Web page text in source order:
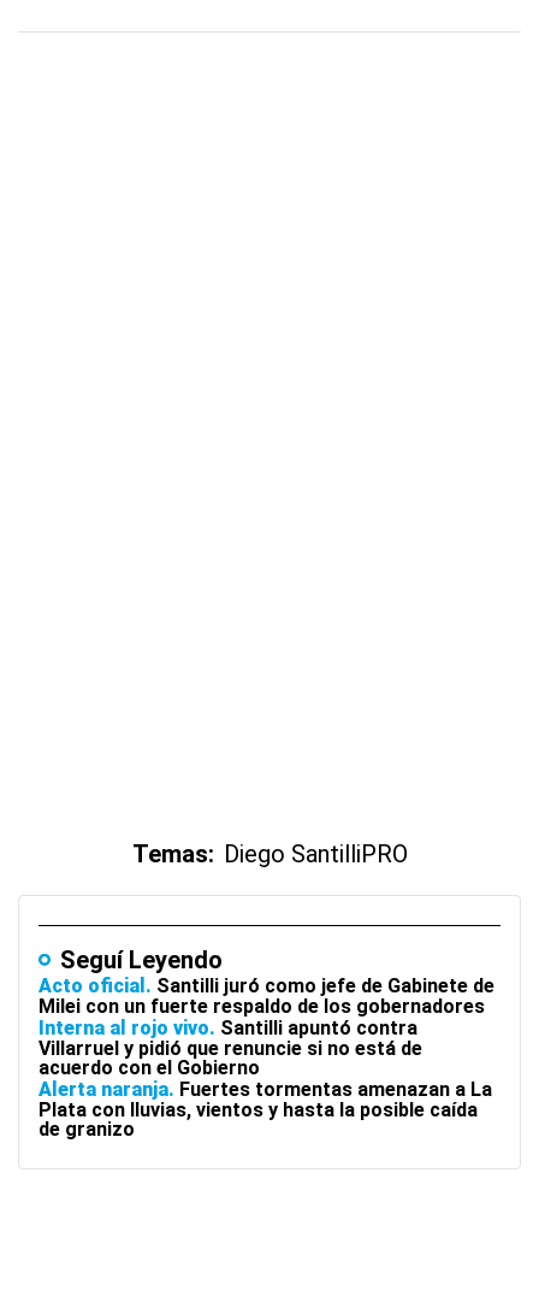
Temas: Diego SantilliPRO
Seguí Leyendo
Acto oficial
Santilli juró como jefe de Gabinete de
Milei con un fuerte respaldo de los gobernadores
Interna al rojo vivo Santilli apuntó contra
Villarruel y pidió que renuncie si no está de
acuerdo con el Gobierno
Alerta naranja Fuertes tormentas amenazan a La
Plata con lluvias, vientos y hasta la posible caída
de granizo